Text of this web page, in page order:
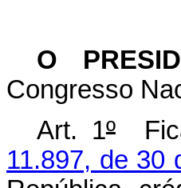
O
Congresso
Art. 1ºFica
11.897, de 30